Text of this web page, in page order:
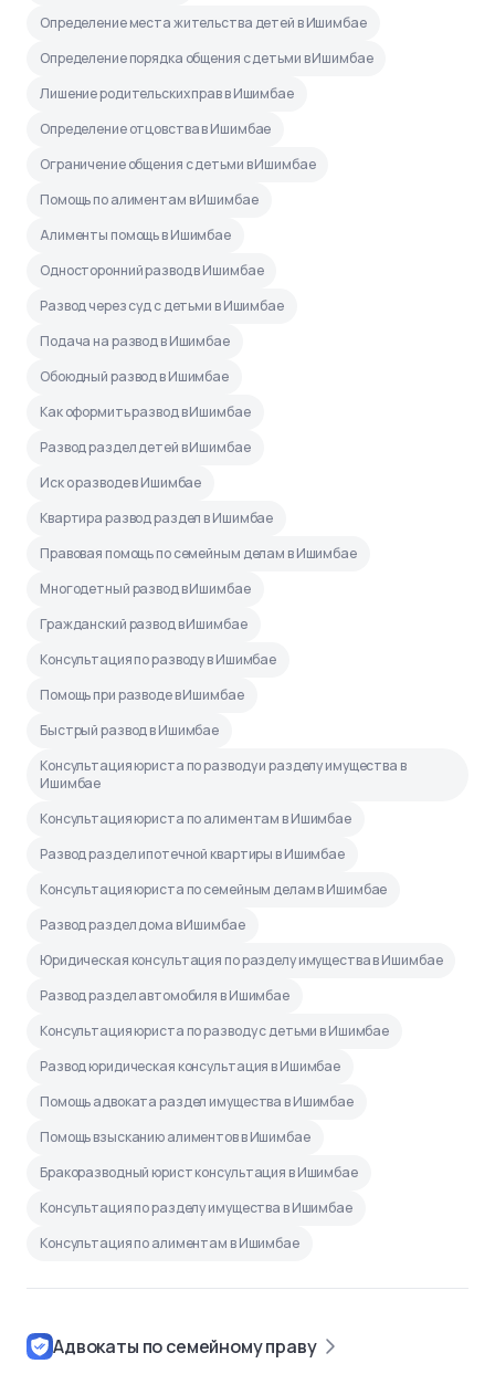
Определение места жительства детей в Ишимбае
Определение порядка общения с детьми в Ишимбае
Лишение родительских прав в Ишимбае
Определение отцовства в Ишимбае
Ограничение общения с детьми в Ишимбае
Помощь по алиментам в Ишимбае
Алименты помощь в Ишимбае
Односторонний развод в Ишимбае
Развод через суд с детьми в Ишимбае
Подача на развод в Ишимбае
Обоюдный развод в Ишимбае
Как оформить развод в Ишимбае
Развод раздел детей в Ишимбае
Иск о разводе в Ишимбае
Квартира развод раздел в Ишимбае
Правовая помощь по семейным делам в Ишимбае
Многодетный развод в Ишимбае
Гражданский развод в Ишимбае
Консультация по разводу в Ишимбае
Помощь при разводе в Ишимбае
Быстрый развод в Ишимбае
Консультация юриста по разводу и разделу имущества в
Ишимбае
Консультация юриста по алиментам в Ишимбае
Развод раздел ипотечной квартиры в Ишимбае
Консультация юриста по семейным делам в Ишимбае
Развод раздел дома в Ишимбае
Юридическая консультация по разделу имущества в Ишимбае
Развод раздел автомобиля в Ишимбае
Консультация юриста по разводу с детьми в Ишимбае
Развод юридическая консультация в Ишимбае
Помощь адвоката раздел имущества в Ишимбае
Помощь взысканию алиментов в Ишимбае
Бракоразводный юрист консультация в Ишимбае
Консультация по разделу имущества в Ишимбае
Консультация по алиментам в Ишимбае
Адвокаты по семейному праву